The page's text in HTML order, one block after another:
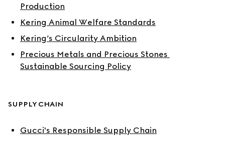
Production
Kering Animal Welfare Standards
Kering’s Circularity Ambition
Precious Metals and Precious Stones
Sustainable Sourcing Policy
SUPPLY CHAIN
Gucci's Responsible Supply Chain